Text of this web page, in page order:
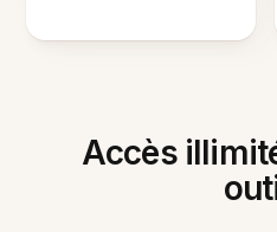
Accès